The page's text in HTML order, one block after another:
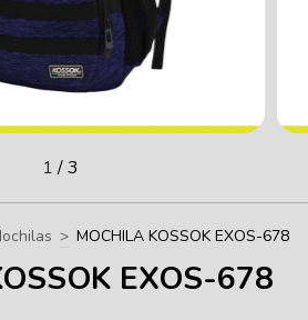
1/3
> MOCHILA KOSSOK EXOS-678
EXOS-678